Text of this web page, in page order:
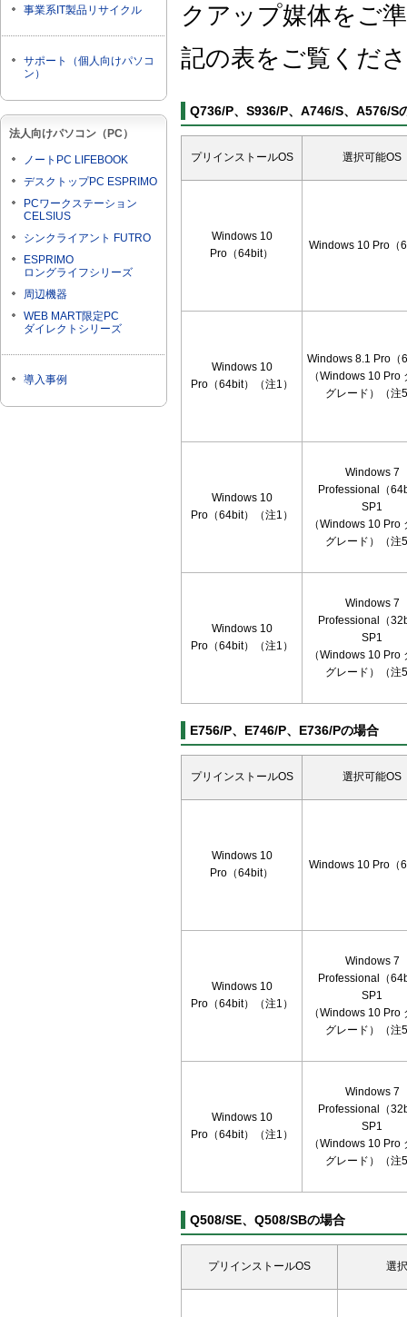
事業系IT製品リサイクル
サポート（個人向けパソコ
ン）
法人向けパソコン（PC）
ノートPC LIFEBOOK
デスクトップPC ESPRIMO
PCワークステーション
CELSIUS
シンクライアント FUTRO
ESPRIMO
ロングライフシリーズ
周辺機器
WEB MART限定PC
ダイレクトシリーズ
導入事例
クアップ媒体をご
記の表をご覧くだ
Q736/P、S936/P、A746/S、A576/S
プリインストールOS 選択可能OS
Windows 10
Pro（64bit）
Windows 10 Pro（
Windows 10
Pro（64bit）（注1）
Windows 8.1 Pro（
（Windows 10 Pro
グレード）（注
Windows 10
Pro（64bit）（注1）
Windows 7
Professional（
SP1
（Windows 10 Pro
グレード）（注
Windows 10
Pro（64bit）（注1）
Windows 7
Professional（
SP1
（Windows 10 Pro
グレード）（注
E756/P、E746/P、E736/Pの場合
プリインストールOS 選択可能OS
Windows 10
Pro（64bit）
Windows 10 Pro（
Windows 10
Pro（64bit）（注1）
Windows 7
Professional（
SP1
（Windows 10 Pro
グレード）（注
Windows 10
Pro（64bit）（注1）
Windows 7
Professional（
SP1
（Windows 10 Pro
グレード）（注
Q508/SE、Q508/SBの場合
プリインストールOS 選